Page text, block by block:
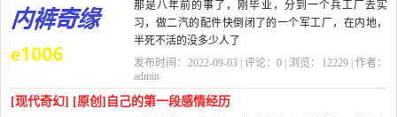
那是八年前的事了，刚毕业，分到一个兵工厂去实
习，做二汽的配件快倒闭了的一个军工厂，在内地，
半死不活的没多少人了
刚去那会儿，厂里住房有点紧，安排我们在厂子
周围的村子的住...
发布时间：2022-09-03 | 评论：0 | 浏览： 12229| 作者：
admin
[现代奇幻] [原创]自己的第一段感情经历